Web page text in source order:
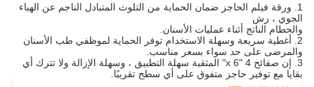
1. ورقة فيلم الحاجز ضمان الحماية من التلوث المتبادل الناجم عن الهباء
الجوي ، رش
والحطام الناتج أثناء عمليات الأسنان.
2. أغطية سريعة وسهلة الاستخدام توفر الحماية لموظفي طب الأسنان
والمرضى على حد سواء بسعر مناسب.
3. إن صفائح 4 "x 6" المثقبة سهلة التطبيق ، وسهلة الإزالة ولا تترك أي
بقايا مع توفير حاجز متفوق على أي سطح تقريبًا.